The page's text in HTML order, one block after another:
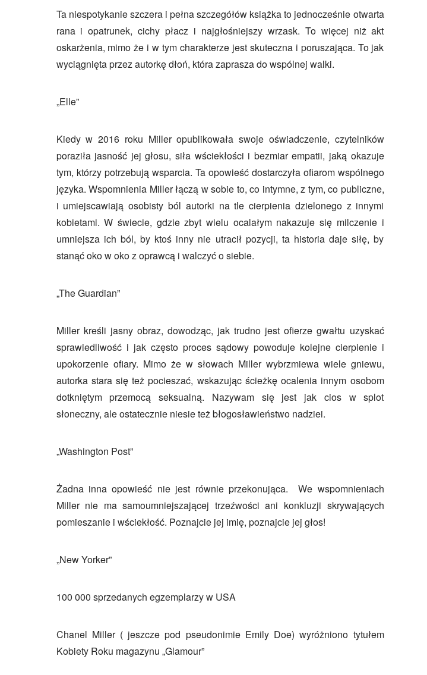
Ta niespotykanie szczera i pełna szczegółów książka to jednocześnie otwarta
rana i opatrunek, cichy płacz i najgłośniejszy wrzask. To więcej niż akt
oskarżenia, mimo że i w tym charakterze jest skuteczna i poruszająca. To jak
wyciągnięta przez autorkę dłoń, która zaprasza do wspólnej walki.
„Elle”
Kiedy w 2016 roku Miller opublikowała swoje oświadczenie, czytelników
poraziła jasność jej głosu, siła wściekłości i bezmiar empatii, jaką okazuje
tym, którzy potrzebują wsparcia. Ta opowieść dostarczyła ofiarom wspólnego
języka. Wspomnienia Miller łączą w sobie to, co intymne, z tym, co publiczne,
i umiejscawiają osobisty ból autorki na tle cierpienia dzielonego z innymi
kobietami. W świecie, gdzie zbyt wielu ocalałym nakazuje się milczenie i
umniejsza ich ból, by ktoś inny nie utracił pozycji, ta historia daje siłę, by
stanąć oko w oko z oprawcą i walczyć o siebie.
„The Guardian”
Miller kreśli jasny obraz, dowodząc, jak trudno jest ofierze gwałtu uzyskać
sprawiedliwość i jak często proces sądowy powoduje kolejne cierpienie i
upokorzenie ofiary. Mimo że w słowach Miller wybrzmiewa wiele gniewu,
autorka stara się też pocieszać, wskazując ścieżkę ocalenia innym osobom
dotkniętym przemocą seksualną. Nazywam się jest jak cios w splot
słoneczny, ale ostatecznie niesie też błogosławieństwo nadziei.
„Washington Post”
Żadna inna opowieść nie jest równie przekonująca. We wspomnieniach
Miller nie ma samoumniejszającej trzeźwości ani konkluzji skrywających
pomieszanie i wściekłość. Poznajcie jej imię, poznajcie jej głos!
„New Yorker”
100 000 sprzedanych egzemplarzy w USA
Chanel Miller ( jeszcze pod pseudonimie Emily Doe) wyróżniono tytułem
Kobiety Roku magazynu „Glamour”